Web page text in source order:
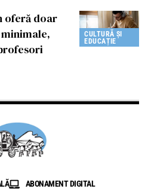
CULTURĂ ȘI
EDUCAȚIE
oferă doar
ABONAMENT DIGITAL